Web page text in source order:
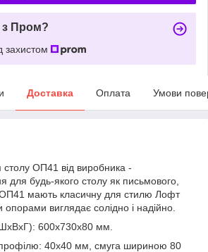
з Пром?
захистом
Доставка Оплата Умови
ОП41 від виробника -
для будь-якого столу як письмового,
ОП41 мають класичну для стилю Лофт
виглядає солідно і надійно.
600х730х80 мм.
40х40 мм, смуга шириною 80